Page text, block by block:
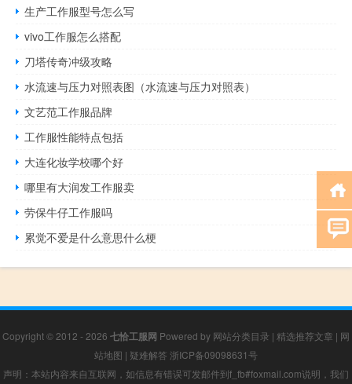
生产工作服型号怎么写
vivo工作服怎么搭配
刀塔传奇冲级攻略
水流速与压力对照表图（水流速与压力对照表）
文艺范工作服品牌
工作服性能特点包括
大连化妆学校哪个好
哪里有大润发工作服卖
劳保牛仔工作服吗
累觉不爱是什么意思什么梗
Copyright © 2012 - 2026 七恰工服网 Powered by 网站分类目录 | 精选推荐文章 | 网
站地图 | 疑难解答 浙ICP备09098631号
声明：本站内容来自互联网，如信息有错误可发邮件到f_fb#foxmail.com说明，我们